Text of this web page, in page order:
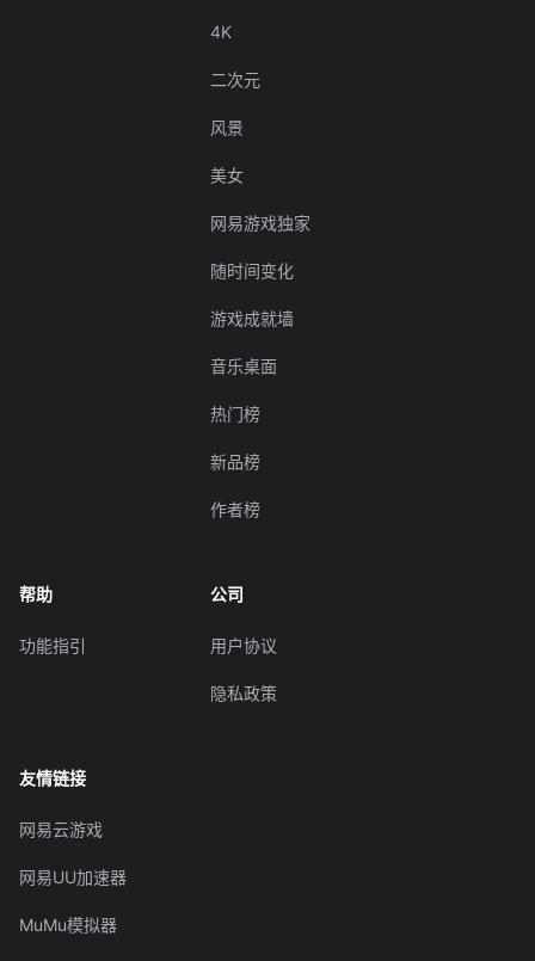
4K
二次元
风景
美女
网易游戏独家
随时间变化
游戏成就墙
音乐桌面
热门榜
新品榜
作者榜
帮助
功能指引
公司
用户协议
隐私政策
友情链接
网易云游戏
网易UU加速器
MuMu模拟器